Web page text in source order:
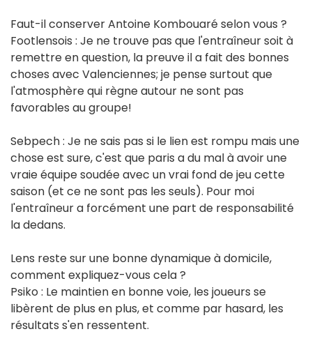
Faut-il conserver Antoine Kombouaré selon vous ?
Footlensois : Je ne trouve pas que l'entraîneur soit à
remettre en question, la preuve il a fait des bonnes
choses avec Valenciennes; je pense surtout que
l'atmosphère qui règne autour ne sont pas
favorables au groupe!
Sebpech : Je ne sais pas si le lien est rompu mais une
chose est sure, c'est que paris a du mal à avoir une
vraie équipe soudée avec un vrai fond de jeu cette
saison (et ce ne sont pas les seuls). Pour moi
l'entraîneur a forcément une part de responsabilité
la dedans.
Lens reste sur une bonne dynamique à domicile,
comment expliquez-vous cela ?
Psiko : Le maintien en bonne voie, les joueurs se
libèrent de plus en plus, et comme par hasard, les
résultats s'en ressentent.